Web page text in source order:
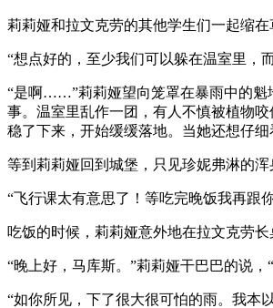
莉莉娅和拉文克劳的其他学生们一起缩
“想点好的，至少我们可以躲在温室里，
“是啊……”莉莉娅望向笼罩在暴雨中的魁
事。温室里乱作一团，有人不慎被植物
稳了下来，开始缓缓落地。当她还想仔
等到莉莉娅回到城堡，只见珍妮弗淋的
“飞行课太有意思了！等吃完晚饭我再跟
吃饭的时候，莉莉娅意外地在拉文克劳
“晚上好，马库斯。”莉莉娅干巴巴的说，
“如你所见，下了很大很可怕的雨。我本